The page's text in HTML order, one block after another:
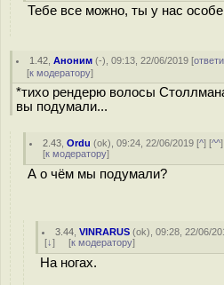
Тебе все можно, ты у нас
1.42 ,Аноним (-), 09:13, 22/06/2019 [
[к модератору]
*тихо рендерю волосы
вы подумали...
2.43 ,Ordu (ok), 09:24, 22/06/2019 [^] [^^
[к модератору]
А о чём мы подумали?
3.44 ,VINRARUS (ok), 09:28, 22/06/
[↓] [к модератору]
На ногах.